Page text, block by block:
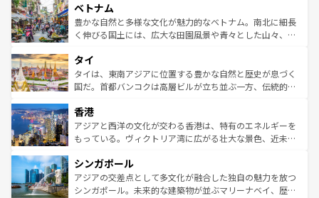
参照してほしい。
容にもいいと評判のスイーツなど、バラエティ豊かな料理
が味わえる。 なお、新着の台湾情報は コンテンツ一覧を参
照してほしい。
き、地方に足を延ばせば四季折々の自然美を楽しむことが
できる。そして、キムチや焼肉、絶品のストリートフード
まで、さまざまな韓国料理が待っている。夜には、韓国な
リティに包まれながら、韓国の多彩な魅力を心ゆくまで味
わってみてほしい。 なお、新着の韓国情報はコンテンツ一
覧を参照してほしい。
ベトナム
豊かな自然と多様な文化が魅力的なベトナム。南北に細長
く伸びる国土には、広大な田園風景や青々とした山々、世
急速な発展と共に伝統が息づく。ハノイの古い町並みやホ
ーチミン市のフランス統治時代の建物も、独特の雰囲気を
醸し出している。また、バラエティの豊かさとおいしさで
とつ。フォーやバインミー、ベトナムコーヒーなどは、ぜ
ひ現地で味わいたい。どの地域を訪れてもあたたかい人々
が旅行者を迎えてくれるので、きっと忘れられない旅にな
参照してほしい。
タイ
タイは、東南アジアに位置する豊かな自然と歴史が息づく
国だ。首都バンコクは高層ビルが立ち並ぶ一方、伝統的な
の活気が交差している。北部ではチェンマイなどの山岳地
帯で自然と触れ合い、南部ではプーケットやクラビの美し
いビーチでリゾート気分を楽しむことができる。タイ料理
激する。気候は一年中温暖で、どの季節にも異なる楽しみ
が待っている。親しみやすいタイの人々、仏教を中心とし
た文化、そして多様な観光資源が、訪れる旅人を魅了し続
香港
アジアと西洋の文化が交わる香港は、特有のエネルギーを
もっている。ヴィクトリア湾に広がる壮大な景色、近未来
み、どこを訪れても感動するはず。観光スポットが密集し
ており、効率よく見どころを回れるのも魅力。息をのむよ
うな絶景から文化的な体験まで、香港を存分に楽しみ尽く
シンガポール
アジアの交差点として多文化が融合した独自の魅力を放つ
シンガポール。未来的な建築物が並ぶマリーナベイ、歴史